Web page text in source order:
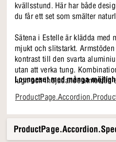
kvällsstund. Här har både
du får ett set som smälter
Sätena i Estelle är klädda med
mjukt och slitstarkt.
kontrast till den svarta
utan att verka tung.
lugn och inbjudande atmosfär,
● Mjuka former som stöttar
Loungeset med många
Med det här trädgårdssetet
soffan, eller vill du bjuda in
skuggan? Oavsett hur du
sommardagar är Estelle